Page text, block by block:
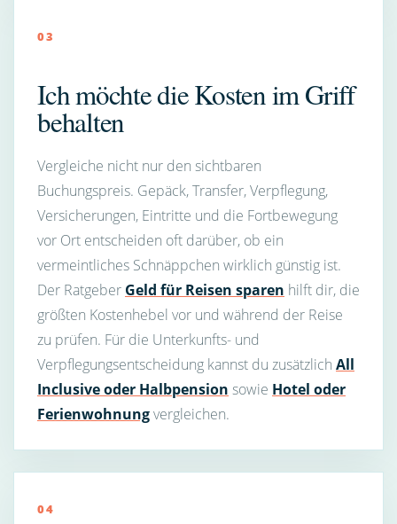
03
Ich möchte die Kosten im Griff
behalten
Vergleiche nicht nur den sichtbaren
Buchungspreis. Gepäck, Transfer, Verpflegung,
Versicherungen, Eintritte und die Fortbewegung
vor Ort entscheiden oft darüber, ob ein
vermeintliches Schnäppchen wirklich günstig ist.
Der Ratgeber Geld für Reisen sparen hilft dir, die
größten Kostenhebel vor und während der Reise
zu prüfen. Für die Unterkunfts- und
Verpflegungsentscheidung kannst du zusätzlich All
Inclusive oder Halbpension sowie Hotel oder
Ferienwohnungvergleichen.
04